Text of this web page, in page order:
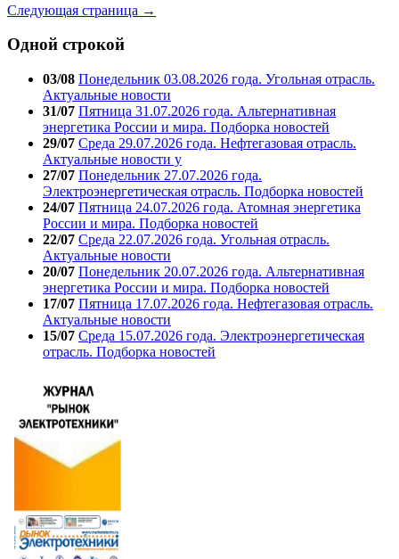
Следующая страница →
Одной строкой
03/08 Понедельник 03.08.2026 года. Угольная отрасль.
Актуальные новости
31/07 Пятница 31.07.2026 года. Альтернативная
энергетика России и мира. Подборка новостей
29/07 Среда 29.07.2026 года. Нефтегазовая отрасль.
Актуальные новости у
27/07 Понедельник 27.07.2026 года.
Электроэнергетическая отрасль. Подборка новостей
24/07 Пятница 24.07.2026 года. Атомная энергетика
России и мира. Подборка новостей
22/07 Среда 22.07.2026 года. Угольная отрасль.
Актуальные новости
20/07 Понедельник 20.07.2026 года. Альтернативная
энергетика России и мира. Подборка новостей
17/07 Пятница 17.07.2026 года. Нефтегазовая отрасль.
Актуальные новости
15/07 Среда 15.07.2026 года. Электроэнергетическая
отрасль. Подборка новостей